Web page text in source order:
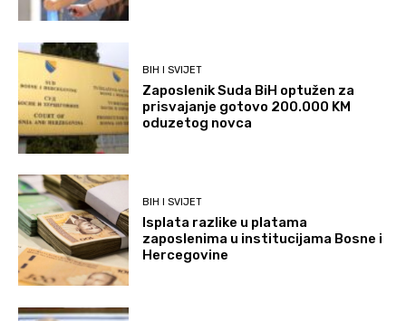
BIH I SVIJET
Zaposlenik Suda BiH optužen za
prisvajanje gotovo 200.000 KM
oduzetog novca
BIH I SVIJET
Isplata razlike u platama
zaposlenima u institucijama Bosne i
Hercegovine